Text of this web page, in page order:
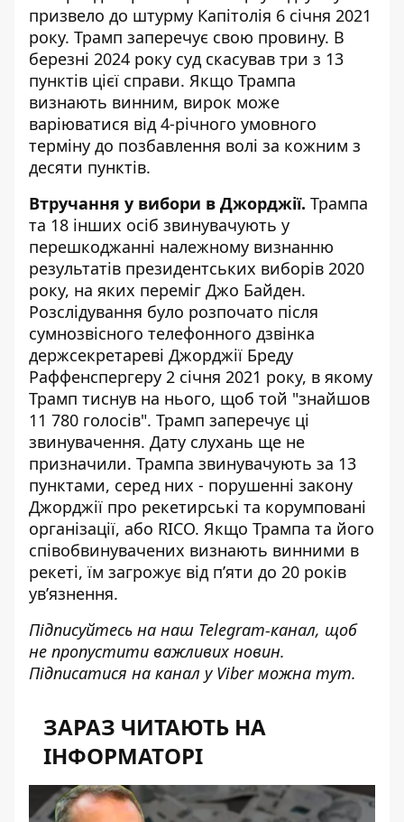
призвело до штурму Капітолія 6 січня 2021
року. Трамп заперечує свою провину. В
березні 2024 року суд скасував три з 13
пунктів цієї справи. Якщо Трампа
визнають винним, вирок може
варіюватися від 4-річного умовного
терміну до позбавлення волі за кожним з
десяти пунктів.
Втручання у вибори в Джорджії. Трампа
та 18 інших осіб звинувачують у
перешкоджанні належному визнанню
результатів президентських виборів 2020
року, на яких переміг Джо Байден.
Розслідування було розпочато після
сумнозвісного телефонного дзвінка
держсекретареві Джорджії Бреду
Раффенспергеру 2 січня 2021 року, в якому
Трамп тиснув на нього, щоб той "знайшов
11 780 голосів". Трамп заперечує ці
звинувачення. Дату слухань ще не
призначили. Трампа звинувачують за 13
пунктами, серед них - порушенні закону
Джорджії про рекетирські та корумповані
організації, або RICO. Якщо Трампа та його
співобвинувачених визнають винними в
рекеті, їм загрожує від п’яти до 20 років
ув’язнення.
Підписуйтесь на наш Telegram-канал, щоб
не пропустити важливих новин.
Підписатися на канал у Viber можна тут.
ЗАРАЗ ЧИТАЮТЬ НА
ІНФОРМАТОРІ